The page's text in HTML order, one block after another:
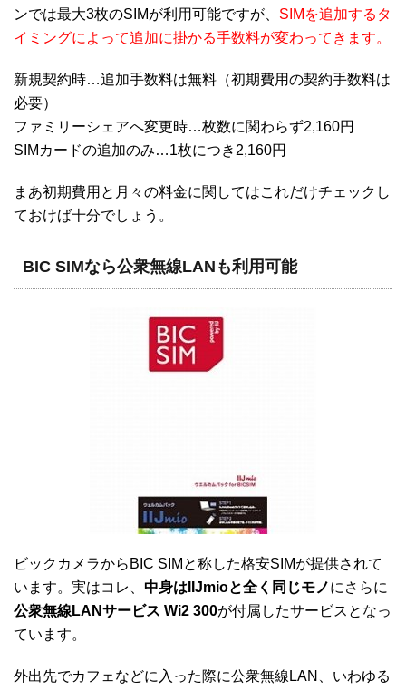
ンでは最大3枚のSIMが利用可能ですが、 SIMを追加するタ
イミングによって追加に掛かる手数料が変わってきます。
新規契約時…追加手数料は無料（初期費用の契約手数料は
必要）
ファミリーシェアへ変更時…枚数に関わらず2,160円
SIMカードの追加のみ…1枚につき2,160円
まあ初期費用と月々の料金に関してはこれだけチェックし
ておけば十分でしょう。
BIC SIMなら公衆無線LANも利用可能
ビックカメラからBIC SIMと称した格安SIMが提供されて
います。実はコレ、 中身はIIJmioと全く同じモノにさらに
公衆無線LANサービス Wi2 300が付属したサービスとなっ
ています。
外出先でカフェなどに入った際に公衆無線LAN、いわゆる